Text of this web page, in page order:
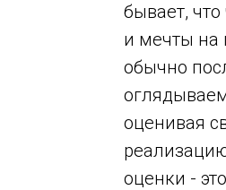
бывает,
и мечты на
обычно
оценивая
оценки -